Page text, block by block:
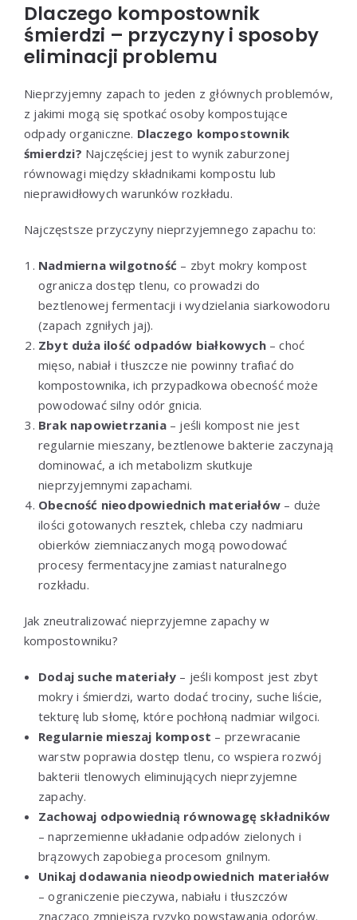
Dlaczego kompostownik
śmierdzi – przyczyny i sposoby
eliminacji problemu
Nieprzyjemny zapach to jeden z głównych problemów,
z jakimi mogą się spotkać osoby kompostujące
odpady organiczne. Dlaczego kompostownik
śmierdzi? Najczęściej jest to wynik zaburzonej
równowagi między składnikami kompostu lub
nieprawidłowych warunków rozkładu.
Najczęstsze przyczyny nieprzyjemnego zapachu to:
Nadmierna wilgotność – zbyt mokry kompost
ogranicza dostęp tlenu, co prowadzi do
beztlenowej fermentacji i wydzielania siarkowodoru
(zapach zgniłych jaj).
Zbyt duża ilość odpadów białkowych– choć
mięso, nabiał i tłuszcze nie powinny trafiać do
kompostownika, ich przypadkowa obecność może
powodować silny odór gnicia.
Brak napowietrzania– jeśli kompost nie jest
regularnie mieszany, beztlenowe bakterie zaczynają
dominować, a ich metabolizm skutkuje
nieprzyjemnymi zapachami.
Obecność nieodpowiednich materiałów – duże
ilości gotowanych resztek, chleba czy nadmiaru
obierków ziemniaczanych mogą powodować
procesy fermentacyjne zamiast naturalnego
rozkładu.
Jak zneutralizować nieprzyjemne zapachy w
kompostowniku?
Dodaj suche materiały – jeśli kompost jest zbyt
mokry i śmierdzi, warto dodać trociny, suche liście,
tekturę lub słomę, które pochłoną nadmiar wilgoci.
Regularnie mieszaj kompost – przewracanie
warstw poprawia dostęp tlenu, co wspiera rozwój
bakterii tlenowych eliminujących nieprzyjemne
zapachy.
Zachowaj odpowiednią równowagę składników
– naprzemienne układanie odpadów zielonych i
brązowych zapobiega procesom gnilnym.
Unikaj dodawania nieodpowiednich materiałów
– ograniczenie pieczywa, nabiału i tłuszczów
znacząco zmniejsza ryzyko powstawania odorów.